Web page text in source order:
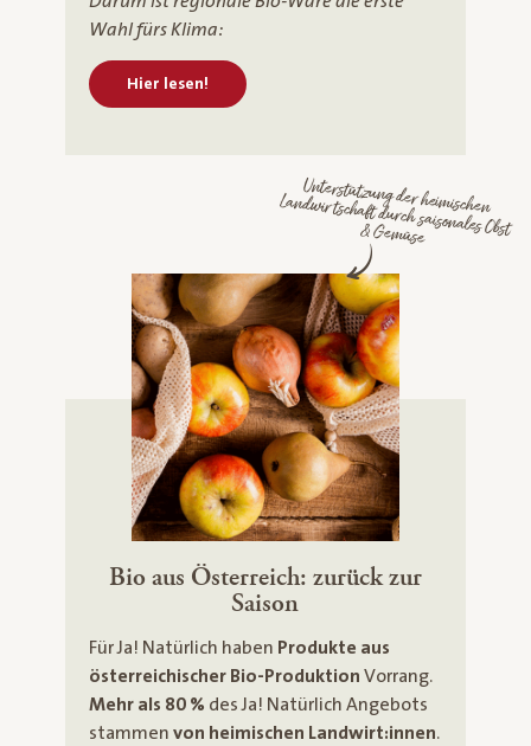
Wahl fürs Klima:
Hier lesen!
Unterstützung der heimischen
Landwirtschaft durch saisonales Obst & Gemüse
Bio aus Österreich: zurück zur
Saison
Für Ja! Natürlich haben Produkte aus
österreichischer Bio-Produktion Vorrang.
Mehr als 80 % des Ja! Natürlich Angebots
stammen von heimischen Landwirt:innen.